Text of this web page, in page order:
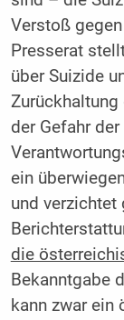
Verstoß
Presserat
über Suizide
der Gefahr
ein
und verzichtet
die
Bekanntgabe
kann zwar ein